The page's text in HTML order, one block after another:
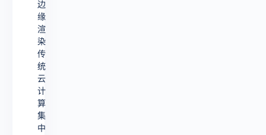
边
缘
渲
染
传
统
云
计
算
集
中